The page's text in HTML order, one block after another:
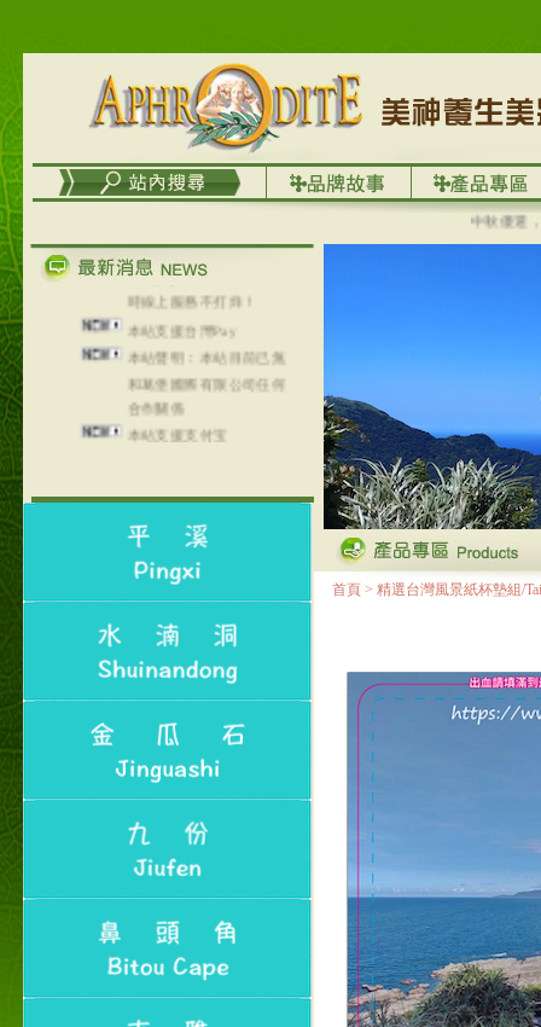
中秋優選，
地區～
在外租屋者、居住處無管
理員、不方便在工作地點
取件者，歡迎多多使用
【郵局i郵箱】的服務喔～
【i郵箱】設立的地點，請
進入內頁連結～
Line@aphrodite2020 24小
時線上服務不打烊！
本站支援台灣Pay
本站聲明：本站目前已無
和葛堡國際有限公司任何
合作關係
本站支援支付宝
2017年1月1日起，中国大
首頁 > 精選台灣風景紙杯墊組/